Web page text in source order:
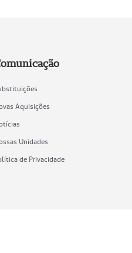
Aquisições
Unidades
de Privacidade